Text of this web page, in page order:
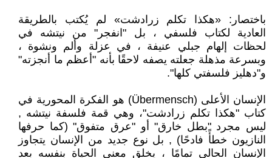
باختصار: «هكذا تكلم زرادشت» لم يُكتب بالطريقة
العادية لكتاب فلسفي ، بل "انفجر" من نيتشه في
لحظات إلهام جبلي عنيفة ، في عزلة وألم ونشوة ،
وبسرعة مذهلة جعلته يصفه لاحقًا بأنه "أعظم ما أنجزته"
و"دهليز فلسفتي كلها".
الإنسان الأعلى (Übermensch) هو الفكرة المحورية في
كتاب "هكذا تكلم زرادشت"، وهي قمة فلسفة نيتشه ,
ليس مجرد "بطل خارق" أو "عرق متفوق" (كما حرفها
النازيون خطأً فادحًا) , بل نوع جديد من الإنسان يتجاوز
الإنسان الحالي تمامًا ، يخلق معنى الحياة بنفسه بعد